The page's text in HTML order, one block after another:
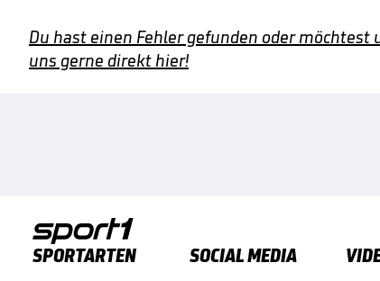
Du hast einen Fehler gefunden oder möchtest
uns gerne direkt hier!
SPORTARTEN SOCIAL MEDIA